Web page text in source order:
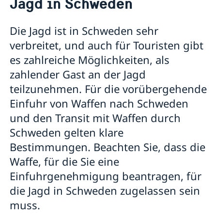
Zu jemandem in Schweden umziehen
In Schweden studieren
Schweden besuchen
Jagd in Schweden
Die Jagd ist in Schweden sehr
verbreitet, und auch für Touristen gibt
es zahlreiche Möglichkeiten, als
zahlender Gast an der Jagd
teilzunehmen. Für die vorübergehende
Einfuhr von Waffen nach Schweden
und den Transit mit Waffen durch
Schweden gelten klare
Bestimmungen. Beachten Sie, dass die
Waffe, für die Sie eine
Einfuhrgenehmigung beantragen, für
die Jagd in Schweden zugelassen sein
muss.